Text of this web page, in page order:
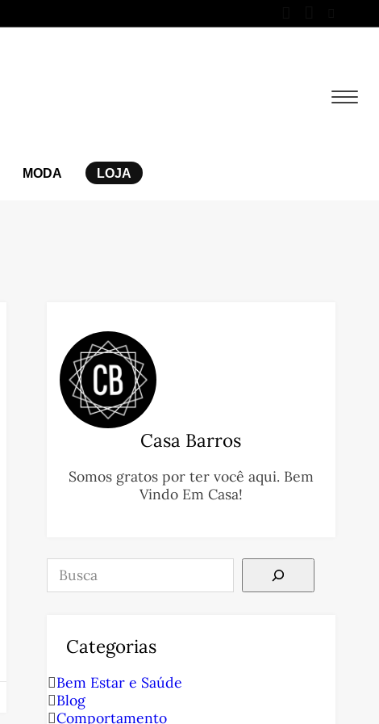
MODA LOJA
Casa Barros
Somos gratos por ter você aqui. Bem
Vindo Em Casa!
Pesquisar
Categorias
Bem Estar e Saúde
Blog
Comportamento